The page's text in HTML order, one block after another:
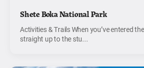
Shete Boka National Park
Activities & Trails When you’ve entered
straight up to the stu...